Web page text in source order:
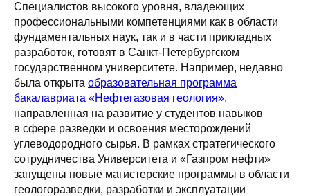
Специалистов высокого уровня, владеющих
профессиональными компетенциями как в области
фундаментальных наук, так и в части прикладных
разработок, готовят в Санкт-Петербургском
государственном университете. Например, недавно
была открыта образовательная программа
бакалавриата «Нефтегазовая геология»,
направленная на развитие у студентов навыков
в сфере разведки и освоения месторождений
углеводородного сырья. В рамках стратегического
сотрудничества Университета и «Газпром нефти»
запущены новые магистерские программы в области
геологоразведки, разработки и эксплуатации